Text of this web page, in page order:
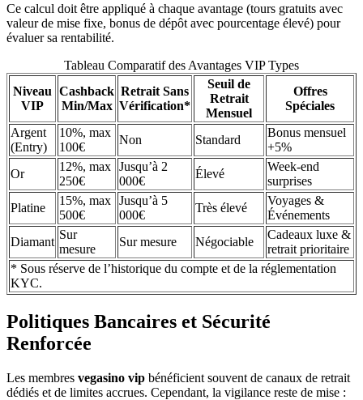
Ce calcul doit être appliqué à chaque avantage (tours gratuits avec
valeur de mise fixe, bonus de dépôt avec pourcentage élevé) pour
évaluer sa rentabilité.
Tableau Comparatif des Avantages VIP Types
Niveau
VIP
Cashback
Min/Max
Retrait Sans
Vérification*
Seuil de
Retrait
Mensuel
Offres
Spéciales
Argent
(Entry)
10%, max
100€
Non Standard
Bonus mensuel
+5%
Or
12%, max
250€
Jusqu’à 2
000€
Élevé
Week-end
surprises
Platine
15%, max
500€
Jusqu’à 5
000€
Très élevé
Voyages &
Événements
Diamant
Sur
mesure
Sur mesure Négociable
Cadeaux luxe &
retrait prioritaire
* Sous réserve de l’historique du compte et de la réglementation
KYC.
Politiques Bancaires et Sécurité
Renforcée
Les membres vegasino vip bénéficient souvent de canaux de retrait
dédiés et de limites accrues. Cependant, la vigilance reste de mise :